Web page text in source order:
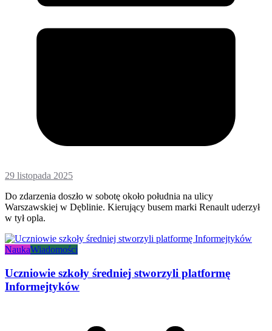
29 listopada 2025
Do zdarzenia doszło w sobotę około południa na ulicy
Warszawskiej w Dęblinie. Kierujący busem marki Renault uderzył
w tył opla.
NaukaWiadomości
Uczniowie szkoły średniej stworzyli platformę
Informejtyków